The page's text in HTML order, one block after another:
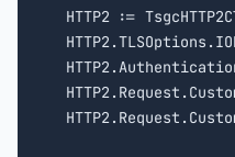
HTTP2 :=